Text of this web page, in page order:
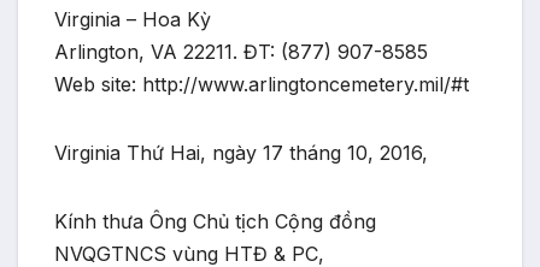
Virginia – Hoa Kỳ
Arlington, VA 22211. ĐT: (877) 907-8585
Web site: http://www.arlingtoncemetery.mil/#t
Virginia Thứ Hai, ngày 17 tháng 10, 2016,
Kính thưa Ông Chủ tịch Cộng đồng
NVQGTNCS vùng HTĐ & PC,